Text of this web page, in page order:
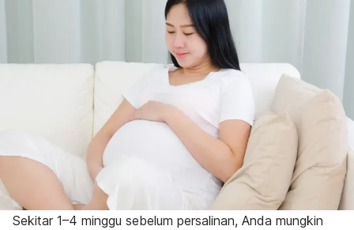
Sekitar 1–4 minggu sebelum persalinan, Anda mungkin